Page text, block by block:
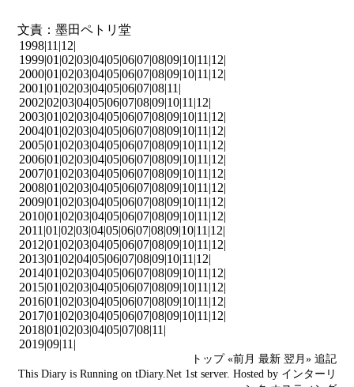
文責：墨田ペトリ堂
1998|11 |12|
1999|01 |02|03|04|05|06|07|08|09|10|11 |12|
2000|01 |02|03|04|05|06|07|08|09|10|11 |12|
2001|01 |02|03|04|05|06|07|08|11 |
2002|02|03|04|05|06|07|08|09|10|11 |12|
2003|01 |02|03|04|05|06|07|08|09|10|11 |12|
2004|01 |02|03|04|05|06|07|08|09|10|11 |12|
2005|01 |02|03|04|05|06|07|08|09|10|11 |12|
2006|01 |02|03|04|05|06|07|08|09|10|11 |12|
2007|01 |02|03|04|05|06|07|08|09|10|11 |12|
2008|01 |02|03|04|05|06|07|08|09|10|11 |12|
2009|01 |02|03|04|05|06|07|08|09|10|11 |12|
2010|01 |02|03|04|05|06|07|08|09|10|11 |12|
2011|01 |02|03|04|05|06|07|08|09|10|11 |12|
2012|01 |02|03|04|05|06|07|08|09|10|11 |12|
2013|01 |02|04|05|06|07|08|09|10|11 |12|
2014|01 |02|03|04|05|06|07|08|09|10|11 |12|
2015|01 |02|03|04|05|06|07|08|09|10|11 |12|
2016|01 |02|03|04|05|06|07|08|09|10|11 |12|
2017|01 |02|03|04|05|06|07|08|09|10|11 |12|
2018|01 |02|03|04|05|07|08|11 |
2019|09|11 |
トップ «前月 最新 翌月» 追記
This Diary is Running on tDiary.Net1st server. Hosted by インターリ